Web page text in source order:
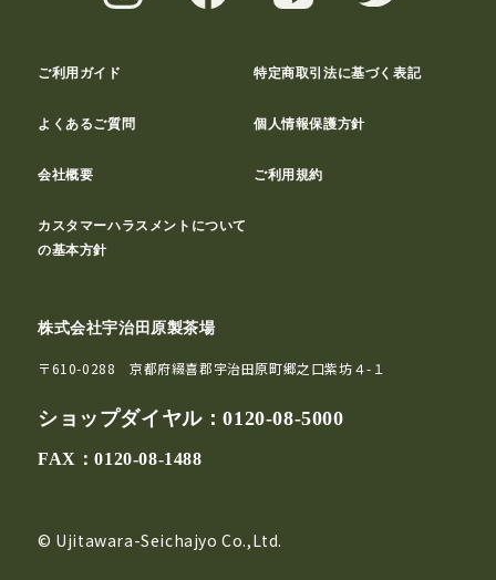
ご利用ガイド 特定商取引法に基づく表記
よくあるご質問 個人情報保護方針
会社概要 ご利用規約
カスタマーハラスメントについて
の基本方針
株式会社宇治田原製茶場
〒610-0288 京都府綴喜郡宇治田原町郷之口紫坊４-１
ショップダイヤル：0120-08-5000
FAX：0120-08-1488
© Ujitawara-Seichajyo Co.,Ltd.